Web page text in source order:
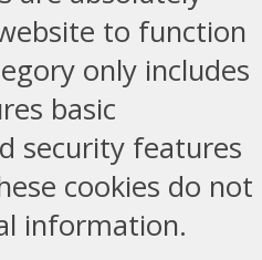
to function
only includes
basic
security features
cookies do not
information.